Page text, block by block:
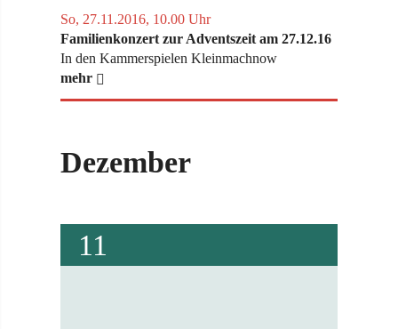
So, 27.11.2016, 10.00 Uhr
Familien­konzert zur Adventszeit am 27.12.16
In den Kammerspielen Kleinmachnow
mehr
Dezember
11